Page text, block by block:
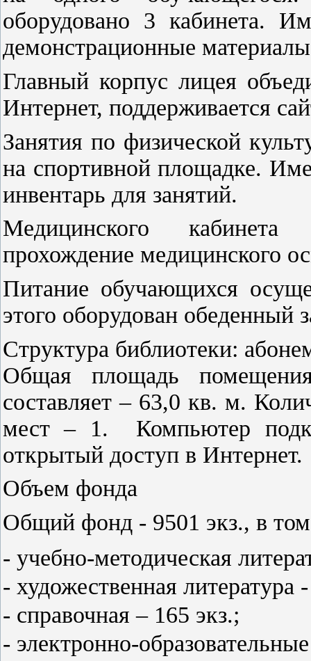
оборудовано 3 кабинета.
демонстрационные
Главный корпус лицея
Интернет, поддерживается
Занятия по физической
на спортивной площадке.
инвентарь для занятий.
Медицинского
прохождение медицинского
Питание обучающихся
этого оборудован обеденный
Структура библиотеки:
Общая площадь
составляет – 63,0 кв. м.
мест – 1. Компьютер
открытый доступ в Интернет.
Объем фонда
Общий фонд - 9501 экз., в
- учебно-методическая
- художественная литература
- справочная – 165 экз.;
- электронно-